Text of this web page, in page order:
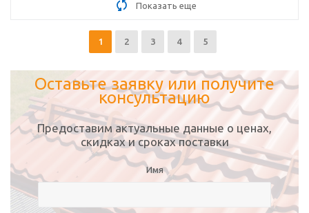
Показать еще
1 2 3 4 5
Оставьте заявку или получите
консультацию
Предоставим актуальные данные о ценах,
скидках и сроках поставки
Имя